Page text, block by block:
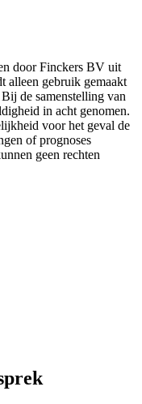
door Finckers BV uit
alleen gebruik gemaakt
de samenstelling van
in acht genomen.
voor het geval de
of prognoses
geen rechten